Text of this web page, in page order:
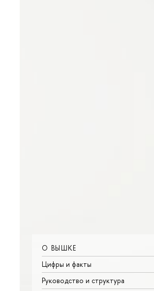
О ВЫШКЕ
Цифры и факты
Руководство и структура